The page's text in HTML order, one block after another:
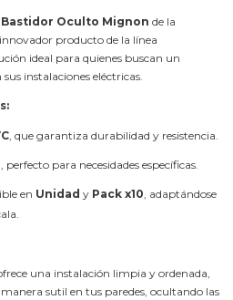
Bastidor Oculto Mignon de la
producto de la línea
ideal para quienes buscan un
instalaciones eléctricas.
, que garantiza durabilidad y resistencia.
perfecto para necesidades específicas.
en Unidad y Pack x10, adaptándose
una instalación limpia y ordenada,
sutil en tus paredes, ocultando las